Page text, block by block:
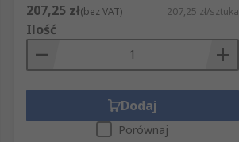
207,25 zł(bez VAT) 207,25 zł/sztuka
Ilość
Dodaj
Porównaj